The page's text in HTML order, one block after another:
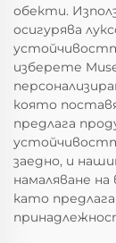
обекти.
осигурява
изберете
която
предлага
заедно, и
намаляване
като